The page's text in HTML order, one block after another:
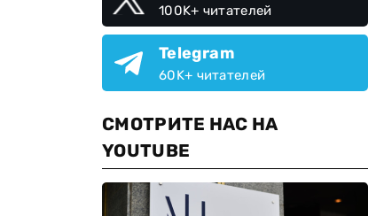
100K+ читателей
Telegram
60K+ читателей
СМОТРИТЕ НАС НА
YOUTUBE